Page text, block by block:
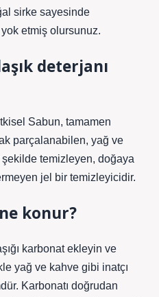
sirke sayesinde
etmiş olursunuz.
deterjanı
Sabun, tamamen
parçalanabilen, yağ ve
şekilde temizleyen, doğaya
jel bir temizleyicidir.
konur?
karbonat ekleyin ve
yağ ve kahve gibi inatçı
Karbonatı doğrudan